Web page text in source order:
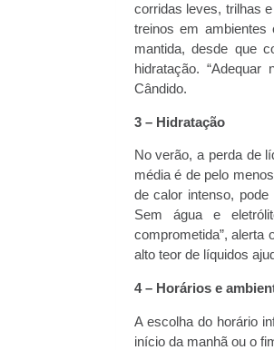
corridas leves, trilhas
treinos em ambientes
mantida, desde que
hidratação.
Cândido.
3 – Hidratação
No verão, a perda de
média é de pelo
de calor intenso,
Sem água e
comprometida”, alerta
alto teor de líquidos
4 – Horários e
A escolha do horário
início da manhã ou o